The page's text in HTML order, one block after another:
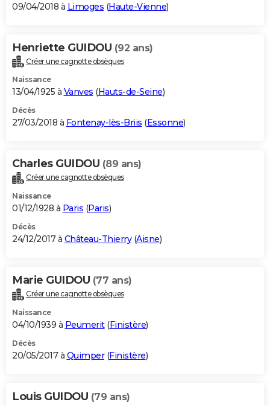
09/04/2018 à Limoges (Haute-Vienne)
Henriette GUIDOU (92 ans)
Créer une cagnotte obsèques
Naissance
13/04/1925 à Vanves (Hauts-de-Seine)
Décès
27/03/2018 à Fontenay-lès-Briis (Essonne)
Charles GUIDOU (89 ans)
Créer une cagnotte obsèques
Naissance
01/12/1928 à Paris (Paris)
Décès
24/12/2017 à Château-Thierry(Aisne)
Marie GUIDOU (77 ans)
Créer une cagnotte obsèques
Naissance
04/10/1939 à Peumerit(Finistère)
Décès
20/05/2017 à Quimper(Finistère)
Louis GUIDOU (79 ans)